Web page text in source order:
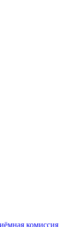
комиссия